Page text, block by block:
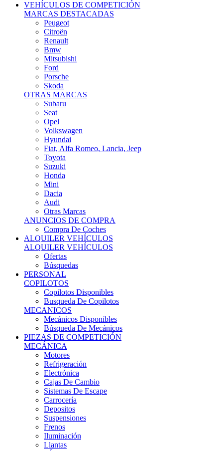
VEHÍCULOS DE COMPETICIÓN
MARCAS DESTACADAS
Peugeot
Citroën
Renault
Bmw
Mitsubishi
Ford
Porsche
Skoda
OTRAS MARCAS
Subaru
Seat
Opel
Volkswagen
Hyundai
Fiat, Alfa Romeo, Lancia, Jeep
Toyota
Suzuki
Honda
Mini
Dacia
Audi
Otras Marcas
ANUNCIOS DE COMPRA
Compra De Coches
ALQUILER VEHÍCULOS
ALQUILER VEHÍCULOS
Ofertas
Búsquedas
PERSONAL
COPILOTOS
Copilotos Disponibles
Busqueda De Copilotos
MECANICOS
Mecánicos Disponibles
Búsqueda De Mecánicos
PIEZAS DE COMPETICIÓN
MECÁNICA
Motores
Refrigeración
Electrónica
Cajas De Cambio
Sistemas De Escape
Carrocería
Depositos
Suspensiones
Frenos
Iluminación
Llantas